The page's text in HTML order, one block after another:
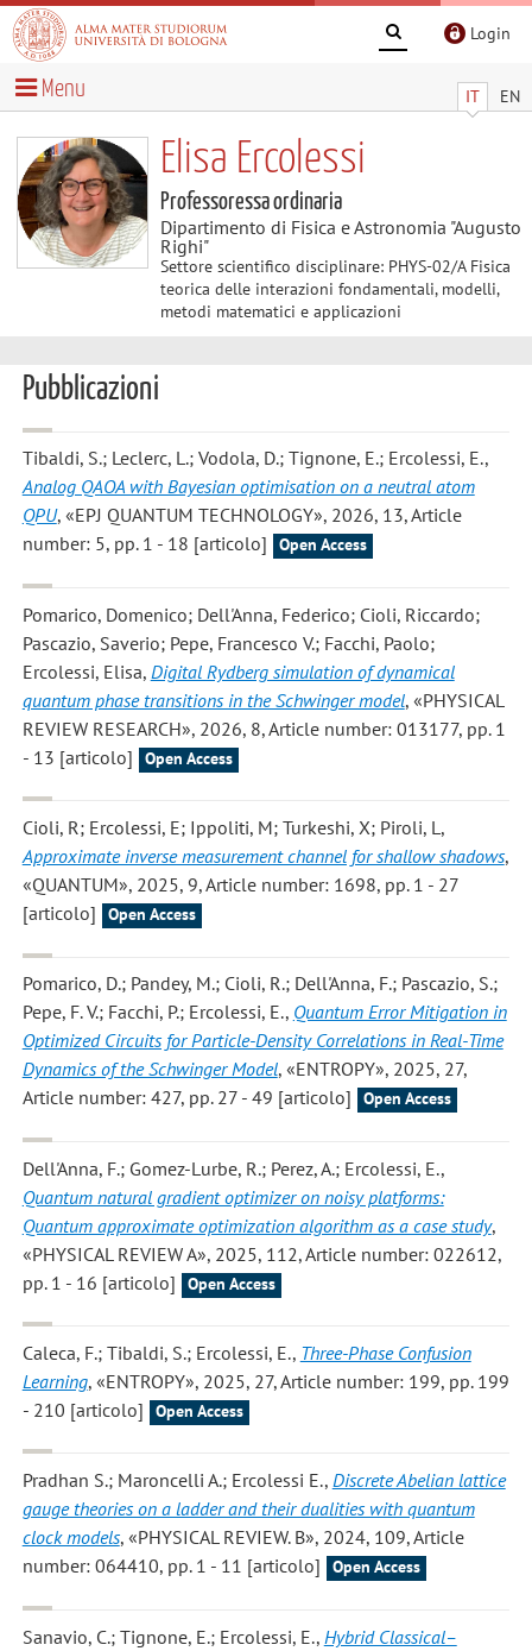
Login
IT EN
Menu
Elisa Ercolessi
Professoressa ordinaria
Dipartimento di Fisica e Astronomia "Augusto
Righi"
Settore scientifico disciplinare: PHYS-02/A Fisica
teorica delle interazioni fondamentali, modelli,
metodi matematici e applicazioni
Pubblicazioni
Tibaldi, S.; Leclerc, L.; Vodola, D.; Tignone, E.; Ercolessi, E.,
Analog QAOA with Bayesian optimisation on a neutral atom
QPU, «EPJ QUANTUM TECHNOLOGY», 2026, 13, Article
number: 5, pp. 1 - 18 [articolo]
Open Access
Pomarico, Domenico; Dell'Anna, Federico; Cioli, Riccardo;
Pascazio, Saverio; Pepe, Francesco V.; Facchi, Paolo;
Ercolessi, Elisa, Digital Rydberg simulation of dynamical
quantum phase transitions in the Schwinger model, «PHYSICAL
REVIEW RESEARCH», 2026, 8, Article number: 013177, pp. 1
- 13 [articolo]
Open Access
Cioli, R; Ercolessi, E; Ippoliti, M; Turkeshi, X; Piroli, L,
Approximate inverse measurement channel for shallow shadows,
«QUANTUM», 2025, 9, Article number: 1698, pp. 1 - 27
[articolo]
Open Access
Pomarico, D.; Pandey, M.; Cioli, R.; Dell'Anna, F.; Pascazio, S.;
Pepe, F. V.; Facchi, P.; Ercolessi, E., Quantum Error Mitigation in
Optimized Circuits for Particle-Density Correlations in Real-Time
Dynamics of the Schwinger Model, «ENTROPY», 2025, 27,
Article number: 427, pp. 27 - 49 [articolo]
Open Access
Dell'Anna, F.; Gomez-Lurbe, R.; Perez, A.; Ercolessi, E.,
Quantum natural gradient optimizer on noisy platforms:
Quantum approximate optimization algorithm as a case study,
«PHYSICAL REVIEW A», 2025, 112, Article number: 022612,
pp. 1 - 16 [articolo]
Open Access
Caleca, F.; Tibaldi, S.; Ercolessi, E., Three-Phase Confusion
Learning, «ENTROPY», 2025, 27, Article number: 199, pp. 199
- 210 [articolo]
Open Access
Pradhan S.; Maroncelli A.; Ercolessi E., Discrete Abelian lattice
gauge theories on a ladder and their dualities with quantum
clock models, «PHYSICAL REVIEW. B», 2024, 109, Article
number: 064410, pp. 1 - 11 [articolo]
Open Access
Sanavio, C.; Tignone, E.; Ercolessi, E., Hybrid Classical–